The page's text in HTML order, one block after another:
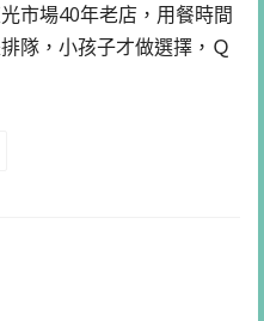
市場40年老店，用餐時間
隊，小孩子才做選擇，Ｑ